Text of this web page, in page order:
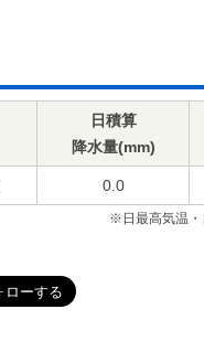
日積算
降水量(mm)
0.0
※日最高気温・